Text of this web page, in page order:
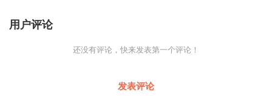
用户评论
还没有评论，快来发表第一个评论！
发表评论